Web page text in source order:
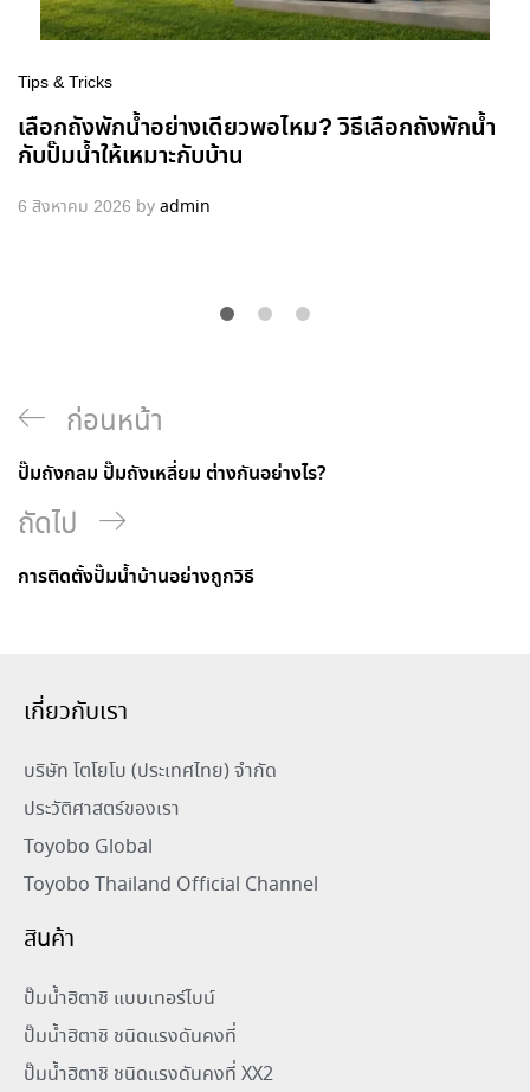
Tips & Tricks
เลือกถังพักน้ำอย่างเดียวพอไหม? วิธีเลือกถังพักน้ำ
กับปั๊มน้ำให้เหมาะกับบ้าน
6 สิงหาคม 2026 by admin
ก่อนหน้า
ปั๊มถังกลม ปั๊มถังเหลี่ยม ต่างกันอย่างไร?
ถัดไป
การติดตั้งปั๊มน้ำบ้านอย่างถูกวิธี
เกี่ยวกับเรา
บริษัท โตโยโบ (ประเทศไทย) จำกัด
ประวัติศาสตร์ของเรา
Toyobo Global
Toyobo Thailand Official Channel
สินค้า
ปั๊มน้ำฮิตาชิ แบบเทอร์ไบน์
ปั๊มน้ำฮิตาชิ ชนิดแรงดันคงที่
ปั๊มน้ำฮิตาชิ ชนิดแรงดันคงที่ XX2